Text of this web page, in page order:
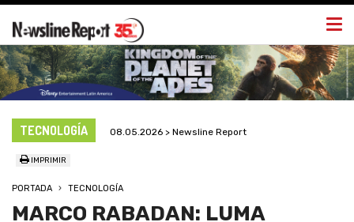
TECNOLOGÍA 08.05.2026 > Newsline Report
IMPRIMIR
PORTADA TECNOLOGÍA
MARCO RABADAN: LUMA